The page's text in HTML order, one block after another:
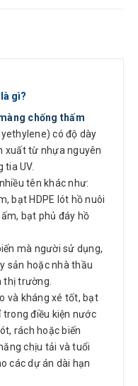
gì?
chống thấm
có độ dày
xuất từ nhựa nguyên
tia UV.
tên khác như:
bạt HDPE lót hồ nuôi
bạt phủ đáy hồ
mà người sử dụng,
sản hoặc nhà thầu
trường.
và kháng xé tốt, bạt
điều kiện nước
rách hoặc biến
chịu tải và tuổi
các dự án dài hạn